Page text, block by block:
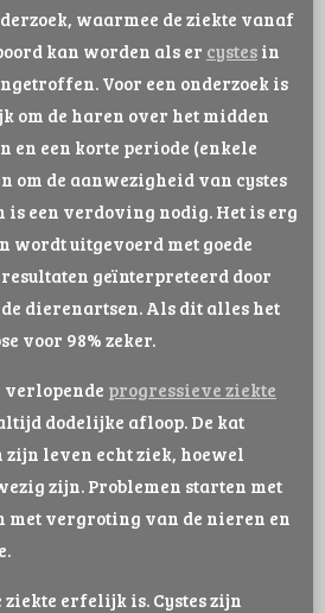
waarmee de ziekte vanaf
kan worden als er cystes in
Voor een onderzoek is
om de haren over het midden
en een korte periode (enkele
om de aanwezigheid van cystes
is een verdoving nodig. Het is erg
wordt uitgevoerd met goede
geïnterpreteerd door
dierenartsen. Als dit alles het
voor 98% zeker.
verlopende progressieve ziekte
dodelijke afloop. De kat
leven echt ziek, hoewel
zijn. Problemen starten met
met vergroting van de nieren en
ziekte erfelijk is. Cystes zijn